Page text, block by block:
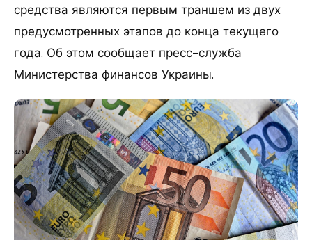
средства являются первым траншем из двух
предусмотренных этапов до конца текущего
года. Об этом сообщает пресс-служба
Министерства финансов Украины.